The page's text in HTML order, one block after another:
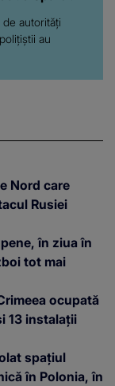
autorități
au
Nord care
Rusiei
în ziua în
tot mai
ocupată
13 instalații
spațiul
în Polonia, în